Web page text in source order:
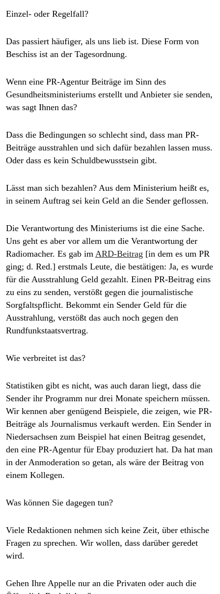
Einzel- oder Regelfall?
Das passiert häufiger, als uns lieb ist. Diese Form von
Beschiss ist an der Tagesordnung.
Wenn eine PR-Agentur Beiträge im Sinn des
Gesundheitsministeriums erstellt und Anbieter sie senden,
was sagt Ihnen das?
Dass die Bedingungen so schlecht sind, dass man PR-
Beiträge ausstrahlen und sich dafür bezahlen lassen muss.
Oder dass es kein Schuldbewusstsein gibt.
Lässt man sich bezahlen? Aus dem Ministerium heißt es,
in seinem Auftrag sei kein Geld an die Sender geflossen.
Die Verantwortung des Ministeriums ist die eine Sache.
Uns geht es aber vor allem um die Verantwortung der
Radiomacher. Es gab im ARD-Beitrag [in dem es um PR
ging; d. Red.] erstmals Leute, die bestätigen: Ja, es wurde
für die Ausstrahlung Geld gezahlt. Einen PR-Beitrag eins
zu eins zu senden, verstößt gegen die journalistische
Sorgfaltspflicht. Bekommt ein Sender Geld für die
Ausstrahlung, verstößt das auch noch gegen den
Rundfunkstaatsvertrag.
Wie verbreitet ist das?
Statistiken gibt es nicht, was auch daran liegt, dass die
Sender ihr Programm nur drei Monate speichern müssen.
Wir kennen aber genügend Beispiele, die zeigen, wie PR-
Beiträge als Journalismus verkauft werden. Ein Sender in
Niedersachsen zum Beispiel hat einen Beitrag gesendet,
den eine PR-Agentur für Ebay produziert hat. Da hat man
in der Anmoderation so getan, als wäre der Beitrag von
einem Kollegen.
Was können Sie dagegen tun?
Viele Redaktionen nehmen sich keine Zeit, über ethische
Fragen zu sprechen. Wir wollen, dass darüber geredet
wird.
Gehen Ihre Appelle nur an die Privaten oder auch die